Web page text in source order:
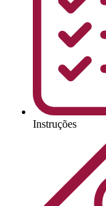
Instruções